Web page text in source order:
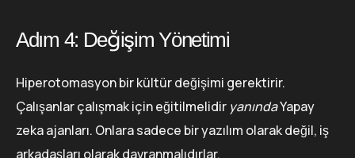
Adım 4: Değişim Yönetimi
Hiperotomasyon bir kültür değişimi gerektirir.
Çalışanlar çalışmak için eğitilmelidir yanındaYapay
zeka ajanları. Onlara sadece bir yazılım olarak değil, iş
arkadaşları olarak davranmalıdırlar.